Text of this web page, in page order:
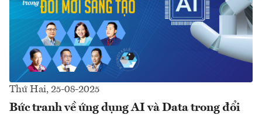
Thứ Hai, 25-08-2025
Bức tranh về ứng dụng AI và Data trong đổi